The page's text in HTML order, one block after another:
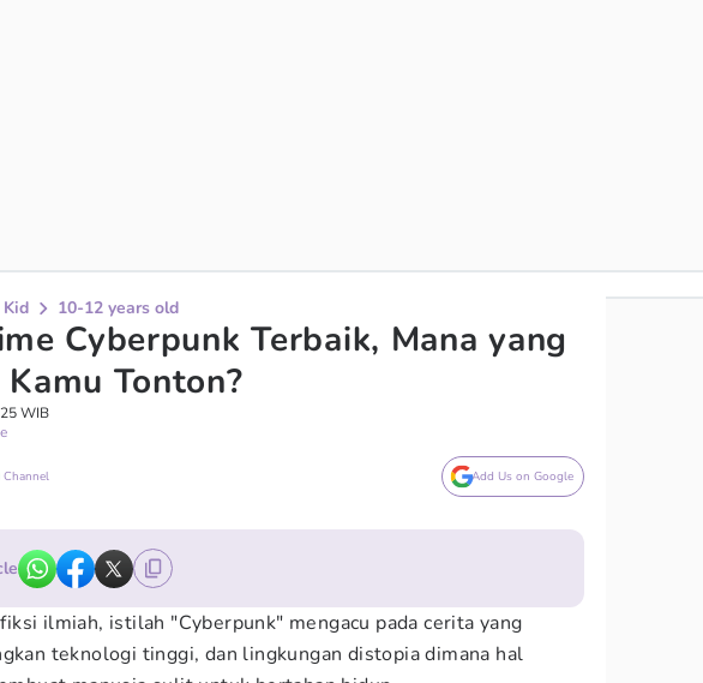
10-12 years old
Cyberpunk Terbaik, Mana yang
Tonton?
WIB
Channel Add Us on Google
ilmiah, istilah "Cyberpunk" mengacu pada cerita yang
teknologi tinggi, dan lingkungan distopia dimana hal